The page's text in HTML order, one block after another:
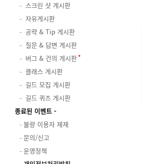
스크린 샷 게시판
자유게시판
공략 & Tip 게시판
질문 & 답변 게시판
버그 & 건의 게시판
클래스 게시판
길드 모집 게시판
길드 퀴즈 게시판
종료된 이벤트
불량 이용자 제재
문의/신고
운영정책